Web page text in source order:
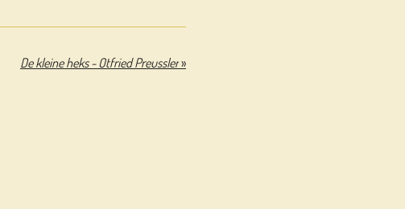
De kleine heks - Otfried Preussler»